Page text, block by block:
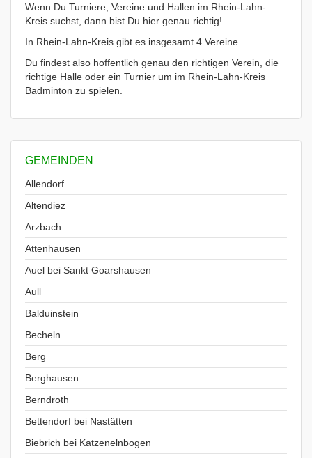
Wenn Du Turniere, Vereine und Hallen im Rhein-Lahn-
Kreis suchst, dann bist Du hier genau richtig!
In Rhein-Lahn-Kreis gibt es insgesamt 4 Vereine.
Du findest also hoffentlich genau den richtigen Verein, die
richtige Halle oder ein Turnier um im Rhein-Lahn-Kreis
Badminton zu spielen.
GEMEINDEN
Allendorf
Altendiez
Arzbach
Attenhausen
Auel bei Sankt Goarshausen
Aull
Balduinstein
Becheln
Berg
Berghausen
Berndroth
Bettendorf bei Nastätten
Biebrich bei Katzenelnbogen